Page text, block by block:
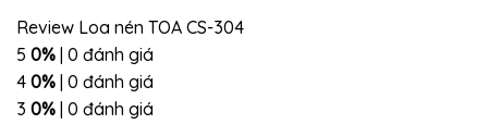
Review Loa nén TOA CS-304
5 0% | 0 đánh giá
4 0% | 0 đánh giá
3 0% | 0 đánh giá